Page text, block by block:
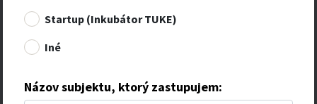
Startup (Inkubátor TUKE)
Iné
Názov subjektu, ktorý zastupujem: